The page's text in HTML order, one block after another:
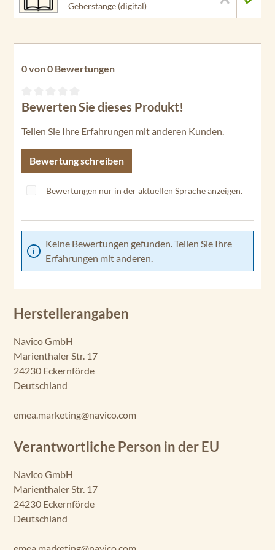
Geberstange (digital)
0 von 0 Bewertungen
Durchschnittliche Bewertung von 0 von 5 Sternen
Bewerten Sie dieses Produkt!
Teilen Sie Ihre Erfahrungen mit anderen Kunden.
Bewertung schreiben
Bewertungen nur in der aktuellen Sprache anzeigen.
Keine Bewertungen gefunden. Teilen Sie Ihre
Erfahrungen mit anderen.
Herstellerangaben
Navico GmbH
Marienthaler Str. 17
24230 Eckernförde
Deutschland
emea.marketing@navico.com
Verantwortliche Person in der EU
Navico GmbH
Marienthaler Str. 17
24230 Eckernförde
Deutschland